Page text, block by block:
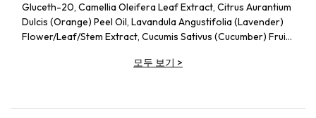
Gluceth-20, Camellia Oleifera Leaf Extract, Citrus Aurantium
Dulcis (Orange) Peel Oil, Lavandula Angustifolia (Lavender)
Flower/Leaf/Stem Extract, Cucumis Sativus (Cucumber) Fruit
Extract, Malva Sylvestris (Mallow) Flower Extract, Parietaria
모두 보기 >